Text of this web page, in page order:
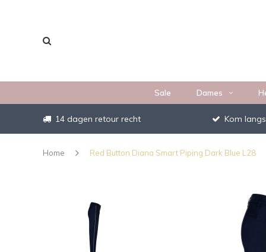
Sale Dames
14 dagen retour recht Kom
Home Red Button Diana Smart Piping Dark Blue L28